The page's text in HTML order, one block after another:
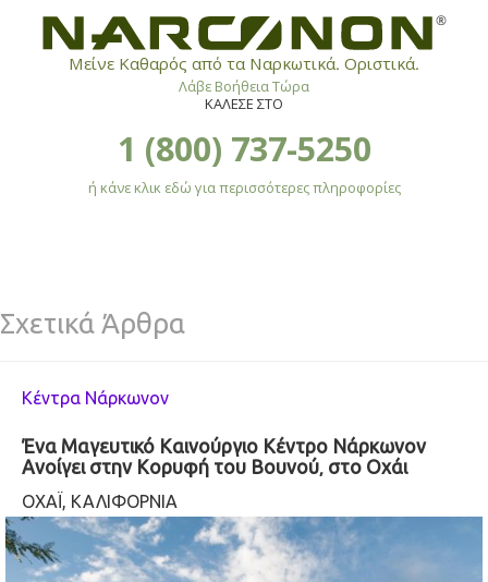
®
Μείνε Καθαρός από τα Ναρκωτικά. Οριστικά.
Λάβε Βοήθεια Τώρα
ΚΑΛΕΣΕ ΣΤΟ
1 (800) 737-5250
ή κάνε κλικ εδώ για περισσότερες πληροφορίες
Σχετικά Άρθρα
Κέντρα Νάρκωνον
Ένα Μαγευτικό Καινούργιο Κέντρο Νάρκωνον
Ανοίγει στην Κορυφή του Βουνού, στο Οχάι
ΟΧΑΪ, ΚΑΛΙΦΟΡΝΙΑ